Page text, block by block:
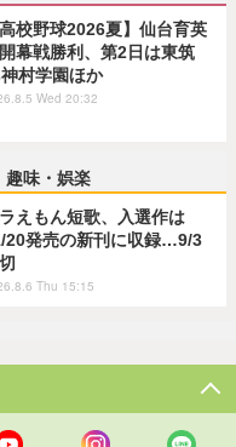
高校野球2026夏】仙台育英
幕戦勝利、第2日は東筑
村学園ほか
Wed 20:32
趣味・娯楽
ラえもん短歌、入選作は
20発売の新刊に収録…9/3
Thu 15:15